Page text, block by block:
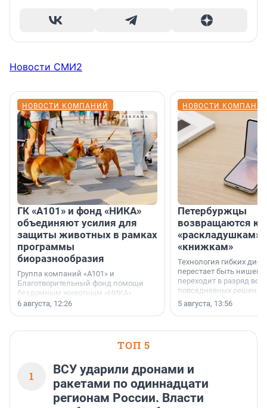
Новости СМИ2
НОВОСТИ КОМПАНИЙ
ГК «А101» и фонд «НИКА»
объединяют усилия для
защиты животных в рамках
программы
биоразнообразия
Группа компаний «А101» и
Благотворительный фонд помощи
бездомным животным «НИКА»
заключили соглашение о
6 августа, 12:26
НОВОСТИ
Петербуржцы
возвращаются к
«раскладушкам»
«книжкам»
Технология гибких
перестает быть
переходит в разряд
повседневных
5 августа, 13:56
ТОП 5
1
ВСУ ударили дронами и
ракетами по одиннадцати
регионам России. Власти